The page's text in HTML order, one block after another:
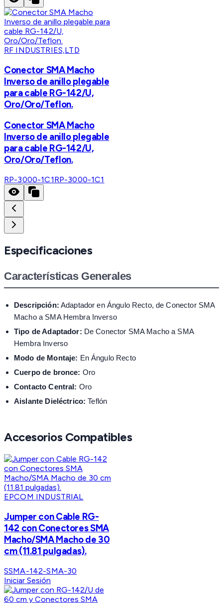
RF INDUSTRIES,LTD
Conector SMA Macho
Inverso de anillo plegable
para cable RG-142/U,
Oro/Oro/Teflon.
Conector SMA Macho
Inverso de anillo plegable
para cable RG-142/U,
Oro/Oro/Teflon.
RP-3000-1C1RP-3000-1C1
Especificaciones
Características Generales
Descripción: Adaptador en Ángulo Recto, de Conector SMA
Macho a SMA Hembra Inverso
Tipo de Adaptador: De Conector SMA Macho a SMA
Hembra Inverso
Modo de Montaje: En Ángulo Recto
Cuerpo de bronce: Oro
Contacto Central: Oro
Aislante Dieléctrico: Teflón
Accesorios Compatibles
EPCOM INDUSTRIAL
Jumper con Cable RG-
142 con Conectores SMA
Macho/SMA Macho de 30
cm (11.81 pulgadas).
SSMA-142-SMA-30
Iniciar Sesión